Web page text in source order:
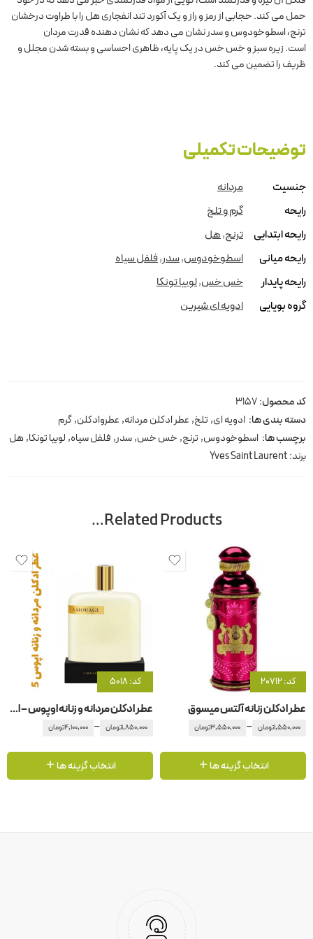
حمل می کند. حجابی از رمز و راز و یک آکورد تند انفجاری هل را با طراوت درخشان
ترنج، اسطوخودوس و سدر نشان می دهد که نشان دهنده قدرت مردان
است. زیره سبز و خس خس در یک پایه، ظاهری احساسی و بسته شدن مجلل و
ظریف را تضمین می کند.
توضیحات تکمیلی
جنسیت
مردانه
رایحه
گرم و تلخ
رایحه ابتدایی
ترنج,هل
رایحه میانی
اسطوخودوس,سدر,فلفل سیاه
رایحه پایدار
خس خس,لوبیا تونکا
گروه بویایی
ادویه ای شیرین
کد محصول:3157
دسته بندی ها: ادویه ای, تلخ, عطر ادکلن مردانه, عطروادکلن,گرم
برچسب ها: اسطوخودوس, ترنج, خس خس,سدر, فلفل سیاه, لوبیا تونکا, هل
برند:Yves Saint Laurent
Related Products…
کد: 20712
عطر ادکلن زنانه آلتس میسوق
1,550,000تومان –
3,550,000تومان
انتخاب گزینه ها
کد: 5018
عطر ادکلن مردانه و زنانه اوپوس – اپوس 5 آمواج – آمواژ
1,850,000تومان –
4,100,000تومان
انتخاب گزینه ها